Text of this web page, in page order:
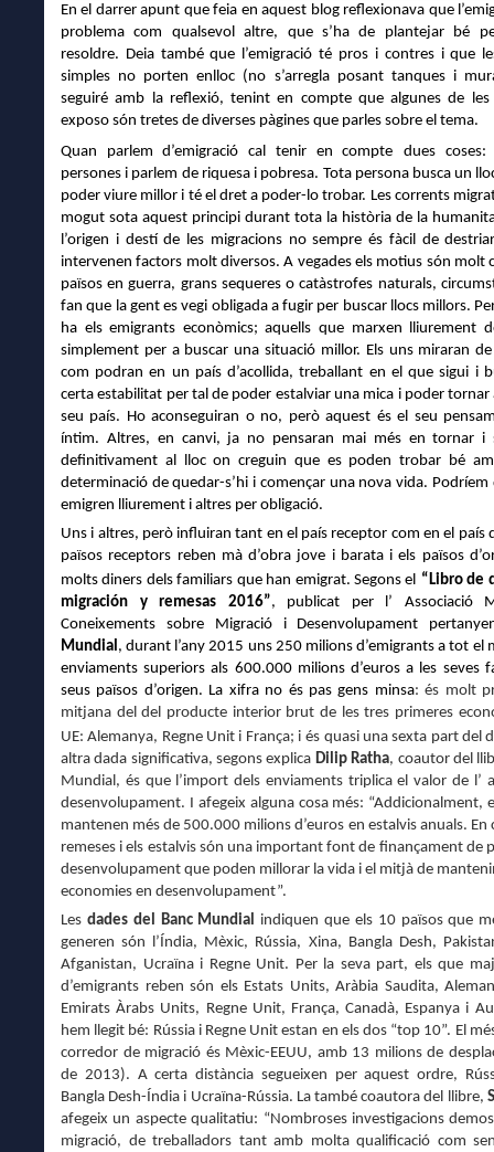
En el darrer apunt que feia en aquest blog reflexionava que
problema com qualsevol altre, que s’ha de plantejar bé
resoldre. Deia també que l’emigració té pros i contres i que
simples no porten enlloc (no s’arregla posant tanques i
seguiré amb la reflexió, tenint en compte que algunes de les
exposo són tretes de diverses pàgines que parles sobre el tema.
Quan parlem d’emigraciócal tenir en compte
dues
persones i parlem deriquesa i pobresa. Tota persona busca un
poder viure millor i té el dreta poder-lo trobar. Les corrents
mogut sota aquest principi durant tota la història de la
l’origen i destí de les migracions no sempre és fàcil de
intervenen factors molt diversos. A vegades els motius són molt
països en guerra, grans sequeres o catàstrofes naturals,
fan que la gent es vegi obligada a fugir per buscar llocs millors.
ha elsemigrants econòmics;aquells que marxen lliurement
simplement per a buscar una situació millor. Els uns miraran
com podran en un país d’acollida, treballant en el que sigui i
certa estabilitat per tal de poder estalviar una mica i poder tornar
seu país. Ho aconseguiran o no, però aquest és el seu
íntim. Altres, en canvi, ja no pensaran mai més en tornar i
definitivament al lloc on creguin que es poden trobar bé
determinació de quedar-s’hi i començar una nova vida. Podríem
emigren lliurement i altres per obligació.
Uns i altres, però influirantant en el país receptor com en el país
països receptors reben mà d’obra jove i barata i els països
molts diners dels familiars que han emigrat. Segons el “Libro de
migración y remesas 2016”, publicat per l’ Associació
Coneixements sobre Migració i Desenvolupament pert
Mundial, durant l’any 2015 uns 250 milionsd’emigrants a tot el
enviaments superiors als 600.000 milions d’euros a les seves
seus països d’origen. La xifra no és pas gens minsa:és molt
mitjana deldel producte interior brut de les tres primeres
UE: Alemanya, RegneUnit i França; i és quasiuna sexta part del
altra dada significativa, segons explica Dilip Ratha, coautor del
Mundial, ésque l’import dels enviamentstriplica el valor de l’
desenvolupament. I afegeix alguna cosa més: “Addicionalment,
mantenen més de 500.000 milions d’euros en estalvis anuals. En
remeses i els estalvis són una importantfont de finançament de
desenvolupament que poden millorar la vida i el mitjà de
economies en desenvolupament”.
Les dadesdel Banc Mundial indiquen que els 10 països que
generen són l’Índia, Mèxic, Rússia, Xina, Bangla Desh,
Afganistan, Ucraïna i Regne Unit. Per la seva part, els que
d’emigrants reben són els Estats Units, Aràbia Saudita,
Emirats Àrabs Units, Regne Unit, França, Canadà, Espanya i
hem llegit bé: Rússia i Regne Unit estan en els dos “top 10”. El
corredor de migració és Mèxic-EEUU, amb 13 milions de
de 2013). A certa distància segueixen per aquest ordre,
Bangla Desh-Índia i Ucraïna-Rússia. La també coautora del llibre,
afegeix un aspecte qualitatiu: “Nombroses investigacions
migració, de treballadors tant amb molta qualificació com